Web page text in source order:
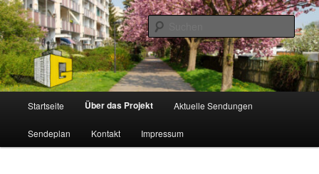
Zum
primären
Inhalt
springenGorbitzfunk
Radio in Gorbitz – Mach mit!
Startseite Über das Projekt Aktuelle Sendungen
Sendeplan Kontakt Impressum